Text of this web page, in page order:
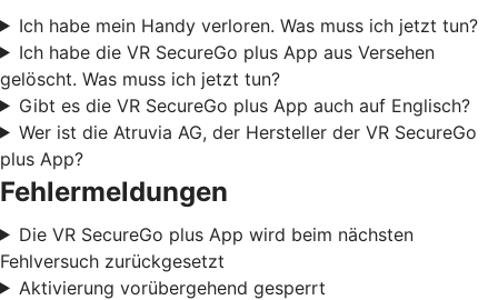
Ich habe mein Handy verloren. Was muss ich jetzt tun?
Ich habe die VR SecureGo plus App aus Versehen
gelöscht. Was muss ich jetzt tun?
Gibt es die VR SecureGo plus App auch auf Englisch?
Wer ist die Atruvia AG, der Hersteller der VR SecureGo
plus App?
Fehlermeldungen
Die VR SecureGo plus App wird beim nächsten
Fehlversuch zurückgesetzt
Aktivierung vorübergehend gesperrt